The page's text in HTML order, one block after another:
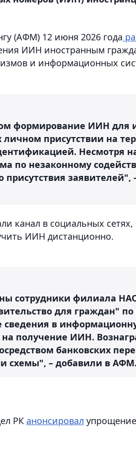
(АФМ) 12 июня 2026 года
ИИН иностранным
и информационных
формирование ИИН для
присутствии на
Несмотря
по незаконному
заявителей",
канал в социальных
ИИН дистанционно.
сотрудники филиала
для граждан" по
в
получение ИИН.
банковских
схемы", – добавили в АФМ.
РК анонсировал